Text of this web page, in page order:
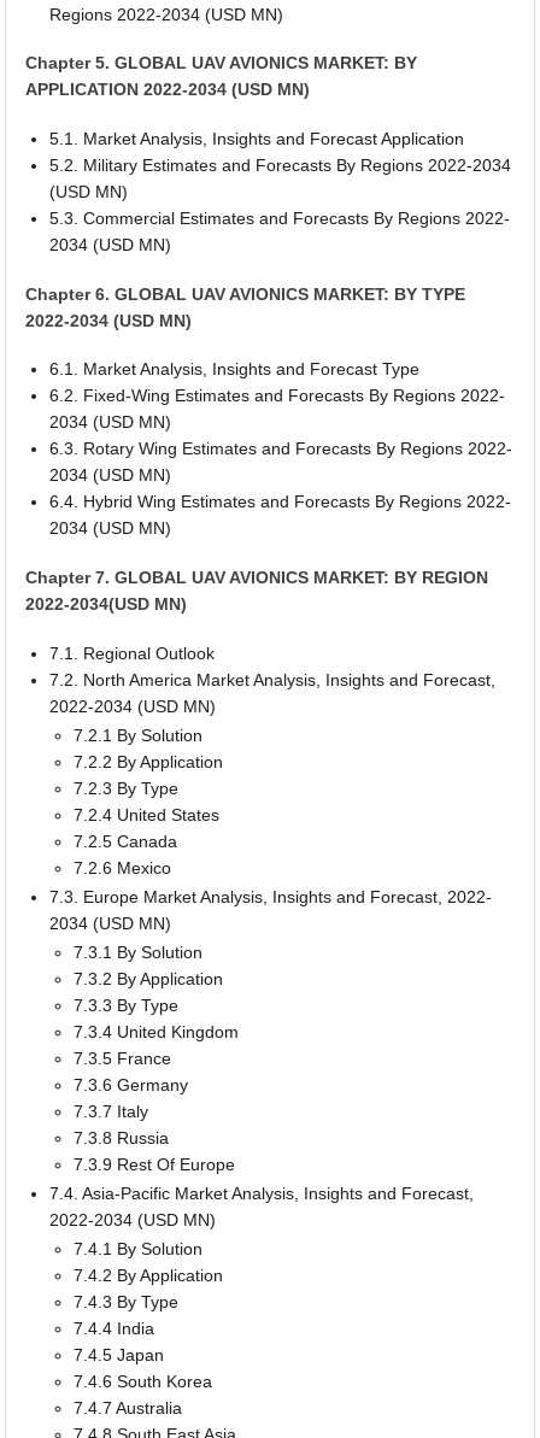
Regions 2022-2034 (USD MN)
Chapter 5. GLOBAL UAV AVIONICS MARKET: BY
APPLICATION 2022-2034 (USD MN)
5.1. Market Analysis, Insights and Forecast Application
5.2. Military Estimates and Forecasts By Regions 2022-2034
(USD MN)
5.3. Commercial Estimates and Forecasts By Regions 2022-
2034 (USD MN)
Chapter 6. GLOBAL UAV AVIONICS MARKET: BY TYPE
2022-2034 (USD MN)
6.1. Market Analysis, Insights and Forecast Type
6.2. Fixed-Wing Estimates and Forecasts By Regions 2022-
2034 (USD MN)
6.3. Rotary Wing Estimates and Forecasts By Regions 2022-
2034 (USD MN)
6.4. Hybrid Wing Estimates and Forecasts By Regions 2022-
2034 (USD MN)
Chapter 7. GLOBAL UAV AVIONICS MARKET: BY REGION
2022-2034(USD MN)
7.1. Regional Outlook
7.2. North America Market Analysis, Insights and Forecast,
2022-2034 (USD MN)
7.2.1 By Solution
7.2.2 By Application
7.2.3 By Type
7.2.4 United States
7.2.5 Canada
7.2.6 Mexico
7.3. Europe Market Analysis, Insights and Forecast, 2022-
2034 (USD MN)
7.3.1 By Solution
7.3.2 By Application
7.3.3 By Type
7.3.4 United Kingdom
7.3.5 France
7.3.6 Germany
7.3.7 Italy
7.3.8 Russia
7.3.9 Rest Of Europe
7.4. Asia-Pacific Market Analysis, Insights and Forecast,
2022-2034 (USD MN)
7.4.1 By Solution
7.4.2 By Application
7.4.3 By Type
7.4.4 India
7.4.5 Japan
7.4.6 South Korea
7.4.7 Australia
7.4.8 South East Asia